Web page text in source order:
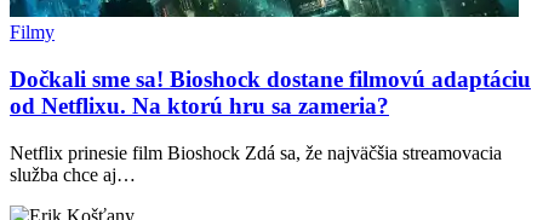
Filmy
Dočkali sme sa! Bioshock dostane filmovú adaptáciu
od Netflixu. Na ktorú hru sa zameria?
Netflix prinesie film Bioshock Zdá sa, že najväčšia streamovacia
služba chce aj…